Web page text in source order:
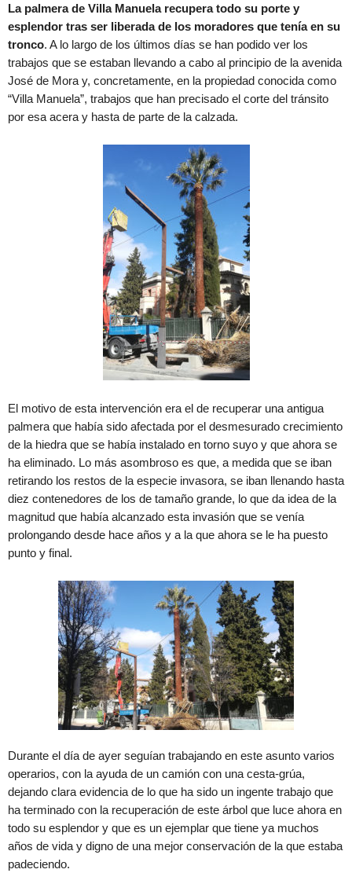
La palmera de Villa Manuela recupera todo su porte y
esplendor tras ser liberada de los moradores que tenía en su
tronco. A lo largo de los últimos días se han podido ver los
trabajos que se estaban llevando a cabo al principio de la avenida
José de Mora y, concretamente, en la propiedad conocida como
“Villa Manuela”, trabajos que han precisado el corte del tránsito
por esa acera y hasta de parte de la calzada.
El motivo de esta intervención era el de recuperar una antigua
palmera que había sido afectada por el desmesurado crecimiento
de la hiedra que se había instalado en torno suyo y que ahora se
ha eliminado. Lo más asombroso es que, a medida que se iban
retirando los restos de la especie invasora, se iban llenando hasta
diez contenedores de los de tamaño grande, lo que da idea de la
magnitud que había alcanzado esta invasión que se venía
prolongando desde hace años y a la que ahora se le ha puesto
punto y final.
Durante el día de ayer seguían trabajando en este asunto varios
operarios, con la ayuda de un camión con una cesta-grúa,
dejando clara evidencia de lo que ha sido un ingente trabajo que
ha terminado con la recuperación de este árbol que luce ahora en
todo su esplendor y que es un ejemplar que tiene ya muchos
años de vida y digno de una mejor conservación de la que estaba
padeciendo.